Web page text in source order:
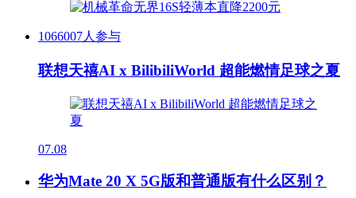
1066007人参与
联想天禧AI x BilibiliWorld 超能燃情足球之夏
07.08
华为Mate 20 X 5G版和普通版有什么区别？